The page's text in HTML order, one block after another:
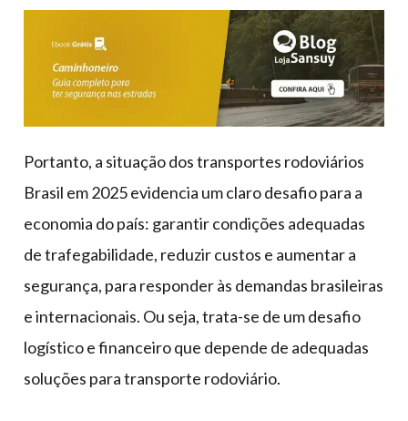
Portanto, a situação dos transportes rodoviários
Brasil em 2025 evidencia um claro desafio para a
economia do país: garantir condições adequadas
de trafegabilidade, reduzir custos e aumentar a
segurança, para responder às demandas brasileiras
e internacionais. Ou seja, trata-se de um desafio
logístico e financeiro que depende de adequadas
soluções para transporte rodoviário.